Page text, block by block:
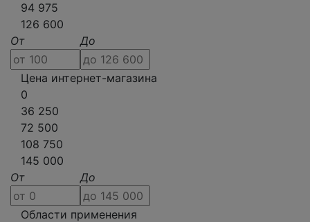
94 975
126 600
От
До
Цена интернет-магазина
0
36 250
72 500
108 750
145 000
От
До
Области применения